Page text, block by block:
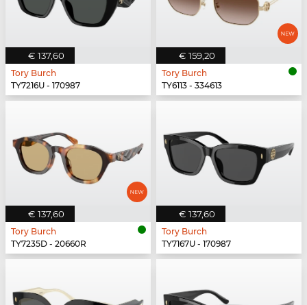
€ 137,60
Tory Burch
TY7216U - 170987
€ 159,20
Tory Burch
TY6113 - 334613
€ 137,60
Tory Burch
TY7235D - 20660R
€ 137,60
Tory Burch
TY7167U - 170987